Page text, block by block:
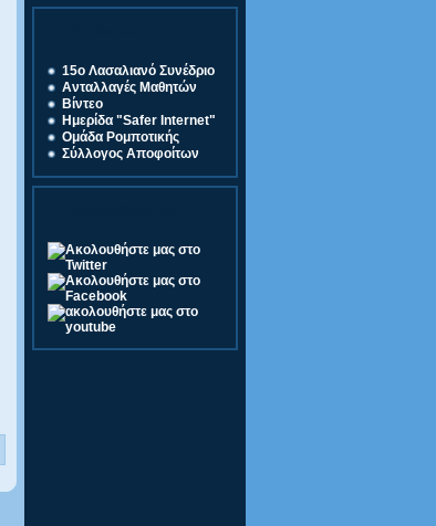
15o Λασαλιανό Συνέδριο
Ανταλλαγές Μαθητών
Βίντεο
Ημερίδα "Safer Internet"
Ομάδα Ρομποτικής
Σύλλογος Αποφοίτων